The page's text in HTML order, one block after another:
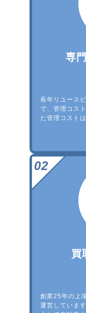
専
長年リユース
で、管理コス
た管理コスト
買
創業25年の上
運営していま